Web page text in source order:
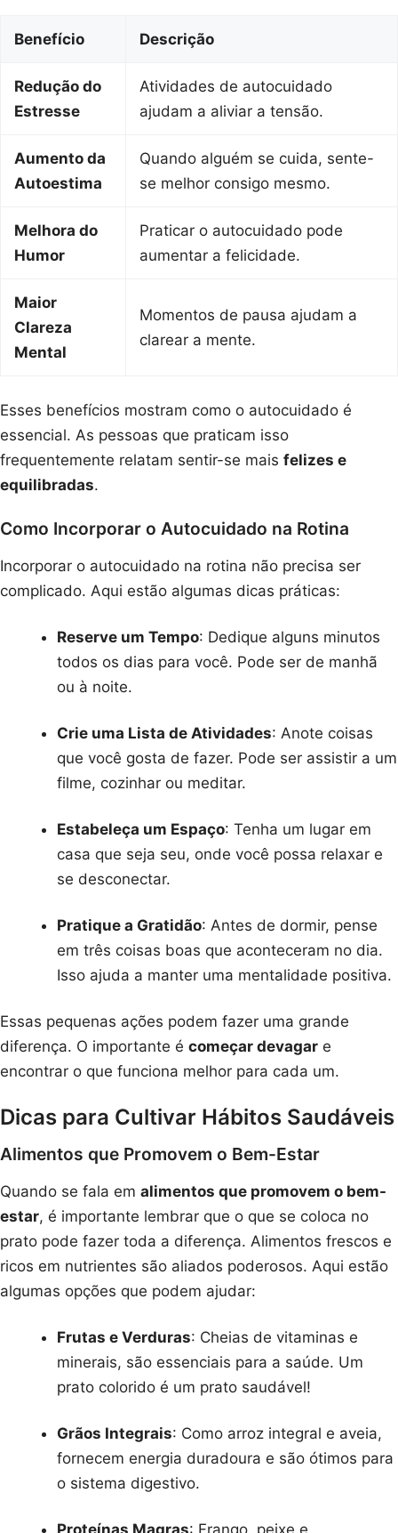
Benefício Descrição
Redução do
Estresse
Atividades de autocuidado
ajudam a aliviar a tensão.
Aumento da
Autoestima
Quando alguém se cuida, sente-
se melhor consigo mesmo.
Melhora do
Humor
Praticar o autocuidado pode
aumentar a felicidade.
Maior
Clareza
Mental
Momentos de pausa ajudam a
clarear a mente.
Esses benefícios mostram como o autocuidado é
essencial. As pessoas que praticam isso
frequentemente relatam sentir-se mais felizes e
equilibradas.
Como Incorporar o Autocuidado na Rotina
Incorporar o autocuidado na rotina não precisa ser
complicado. Aqui estão algumas dicas práticas:
Reserve um Tempo: Dedique alguns minutos
todos os dias para você. Pode ser de manhã
ou à noite.
Crie uma Lista de Atividades: Anote coisas
que você gosta de fazer. Pode ser assistir a um
filme, cozinhar ou meditar.
Estabeleça um Espaço: Tenha um lugar em
casa que seja seu, onde você possa relaxar e
se desconectar.
Pratique a Gratidão: Antes de dormir, pense
em três coisas boas que aconteceram no dia.
Isso ajuda a manter uma mentalidade positiva.
Essas pequenas ações podem fazer uma grande
diferença. O importante é começar devagar e
encontrar o que funciona melhor para cada um.
Dicas para Cultivar Hábitos Saudáveis
Alimentos que Promovem o Bem-Estar
Quando se fala em alimentos que promovem o bem-
estar, é importante lembrar que o que se coloca no
prato pode fazer toda a diferença. Alimentos frescos e
ricos em nutrientes são aliados poderosos. Aqui estão
algumas opções que podem ajudar:
Frutas e Verduras: Cheias de vitaminas e
minerais, são essenciais para a saúde. Um
prato colorido é um prato saudável!
Grãos Integrais: Como arroz integral e aveia,
fornecem energia duradoura e são ótimos para
o sistema digestivo.
Proteínas Magras: Frango, peixe e